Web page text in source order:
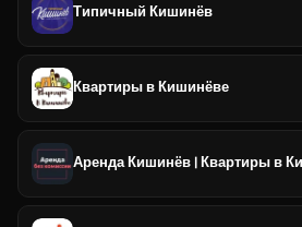
Типичный Кишинёв
Квартиры в Кишинёве